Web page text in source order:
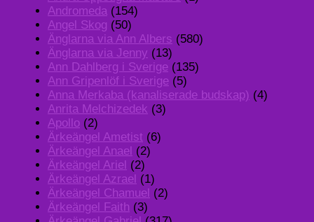
Andromeda (154)
Angel Skog (50)
Änglarna via Ann Albers (580)
Änglarna via Jenny (13)
Ann Dahlberg i Sverige (135)
Ann Gripenlöf i Sverige (5)
Anna Merkaba (kanaliserade budskap) (4)
Anrita Melchizedek (3)
Apollo (2)
Ärkeängel Ametist (6)
Ärkeängel Anael (2)
Ärkeängel Ariel (2)
Ärkeängel Azrael (1)
Ärkeängel Chamuel (2)
Ärkeängel Faith (3)